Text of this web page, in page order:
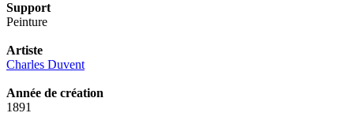
Support
Peinture
Artiste
Charles Duvent
Année de création
1891